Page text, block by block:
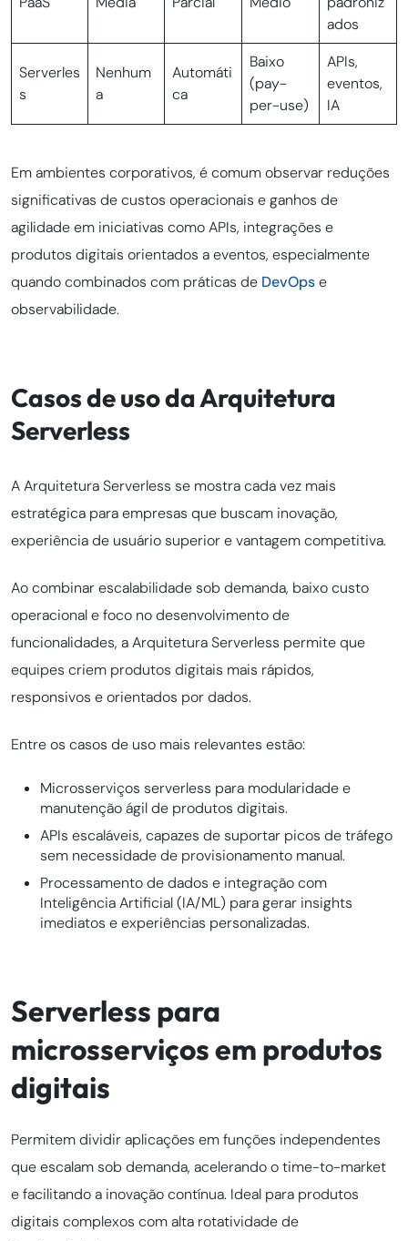
ados
Serverles
s
Nenhum
a
Automáti
ca
Baixo
(pay-
per-use)
APIs,
eventos,
IA
Em ambientes corporativos, é comum observar reduções
significativas de custos operacionais e ganhos de
agilidade em iniciativas como APIs, integrações e
produtos digitais orientados a eventos, especialmente
quando combinados com práticas de DevOpse
observabilidade.
Casos de uso da Arquitetura
Serverless
A Arquitetura Serverless se mostra cada vez mais
estratégica para empresas que buscam inovação,
experiência de usuário superior e vantagem competitiva.
Ao combinar escalabilidade sob demanda, baixo custo
operacional e foco no desenvolvimento de
funcionalidades, a Arquitetura Serverless permite que
equipes criem produtos digitais mais rápidos,
responsivos e orientados por dados.
Entre os casos de uso mais relevantes estão:
Microsserviços serverless para modularidade e
manutenção ágil de produtos digitais.
APIs escaláveis, capazes de suportar picos de tráfego
sem necessidade de provisionamento manual.
Processamento de dados e integração com
Inteligência Artificial (IA/ML) para gerar insights
imediatos e experiências personalizadas.
Serverless para
microsserviços em produtos
digitais
Permitem dividir aplicações em funções independentes
que escalam sob demanda, acelerando o time-to-market
e facilitando a inovação contínua. Ideal para produtos
digitais complexos com alta rotatividade de